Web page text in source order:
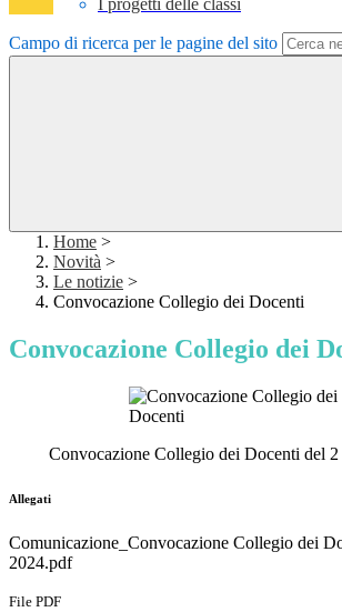
I progetti delle classi
Campo di ricerca per le pagine del sito
Home >
Novità >
Le notizie >
Convocazione Collegio dei Docenti
Convocazione Collegio dei
Convocazione Collegio dei Docenti del 2
Allegati
Comunicazione_Convocazione Collegio dei
2024.pdf
File PDF